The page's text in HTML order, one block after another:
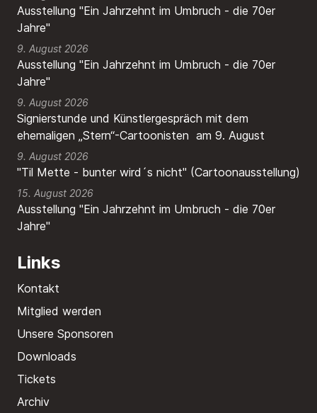
Ausstellung "Ein Jahrzehnt im Umbruch - die 70er
Jahre"
9. August 2026
Ausstellung "Ein Jahrzehnt im Umbruch - die 70er
Jahre"
9. August 2026
Signierstunde und Künstlergespräch mit dem
ehemaligen „Stern“-Cartoonisten am 9. August
9. August 2026
"Til Mette - bunter wird´s nicht" (Cartoonausstellung)
15. August 2026
Ausstellung "Ein Jahrzehnt im Umbruch - die 70er
Jahre"
Links
Kontakt
Mitglied werden
Unsere Sponsoren
Downloads
Tickets
Archiv